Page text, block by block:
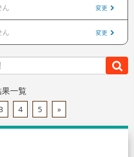
ん 変更
ん 変更
一覧
4 5 »